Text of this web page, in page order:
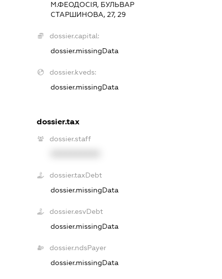
М.ФЕОДОСІЯ, БУЛЬВАР
СТАРШИНОВА, 27, 29
dossier.capital:
dossier.missingData
dossier.kveds:
dossier.missingData
dossier.tax
dossier.staff
dossier.taxDebt
dossier.missingData
dossier.esvDebt
dossier.missingData
dossier.ndsPayer
dossier.missingData